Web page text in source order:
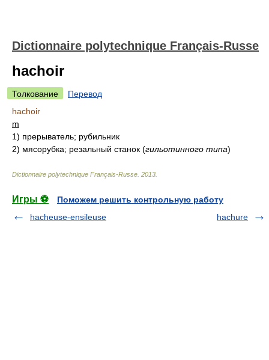
Dictionnaire polytechnique Français-Russe
hachoir
Толкование
Перевод
hachoir
m
1) прерыватель; рубильник
2) мясорубка; резальный станок (гильотинного типа)
Dictionnaire polytechnique Français-Russe 2013
Игры ⚽
Поможем решить контрольную работу
hacheuse-ensileuse
hachure